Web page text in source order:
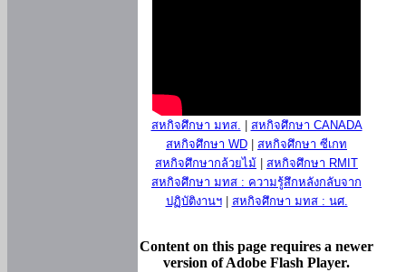
สหกิจศึกษา มทส.
สหกิจศึกษา CANADA
สหกิจศึกษา WD
สหกิจศึกษา ซีเกท
สหกิจศึกษากล้วยไม้
สหกิจศึกษา RMIT
สหกิจศึกษา มทส : ความรู้สึกหลังกลับจาก
ปฏิบัติงานฯ| สหกิจศึกษา มทส : นศ.
Content on this page requires a newer
version of Adobe Flash Player.